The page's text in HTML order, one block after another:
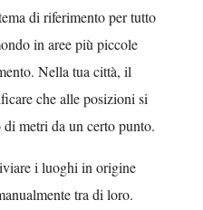
di riferimento per tutto
in aree più piccole
Nella tua città, il
che alle posizioni si
metri da un certo punto.
i luoghi in origine
tra di loro.